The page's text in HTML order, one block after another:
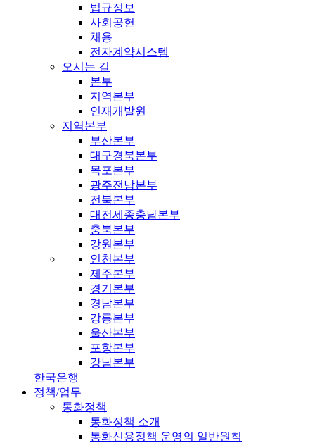
법규정보
사회공헌
채용
전자계약시스템
오시는 길
본부
지역본부
인재개발원
지역본부
부산본부
대구경북본부
목포본부
광주전남본부
전북본부
대전세종충남본부
충북본부
강원본부
인천본부
제주본부
경기본부
경남본부
강릉본부
울산본부
포항본부
강남본부
한국은행
정책/업무
통화정책
통화정책 소개
통화신용정책 운영의 일반원칙